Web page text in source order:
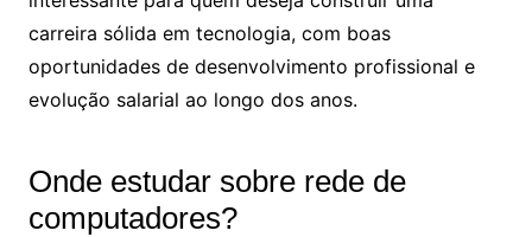
carreira sólida em tecnologia, com boas
oportunidades de desenvolvimento profissional e
evolução salarial ao longo dos anos.
Onde estudar sobre rede de
computadores?